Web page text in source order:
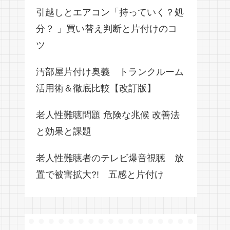
引越しとエアコン「持っていく？処
分？ 」買い替え判断と片付けのコ
ツ
汚部屋片付け奥義 トランクルーム
活用術＆徹底比較【改訂版】
老人性難聴問題 危険な兆候 改善法
と効果と課題
老人性難聴者のテレビ爆音視聴 放
置で被害拡大?! 五感と片付け